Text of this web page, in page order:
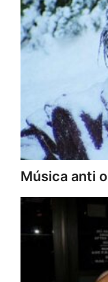
Música anti